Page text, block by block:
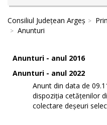
Consiliul Județean Argeș
Anunturi
Anunturi - anul 2016
Anunturi - anul 2022
Anunt din data de
dispoziția cetățenilor
colectare deșeuri